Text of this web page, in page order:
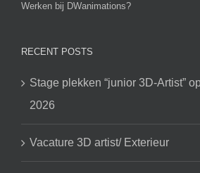
Werken bij DWanimations?
RECENT POSTS
Stage plekken “junior 3D-Artist”
2026
Vacature 3D artist/ Exterieur